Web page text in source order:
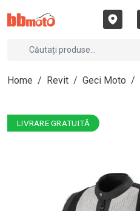
Home / Revit / Geci Moto /
LIVRARE GRATUITĂ